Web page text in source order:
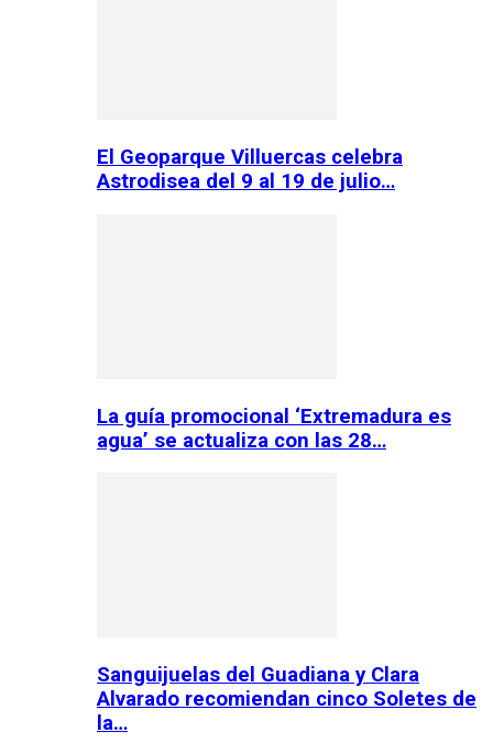
El Geoparque Villuercas celebra
Astrodisea del 9 al 19 de julio…
La guía promocional ‘Extremadura es
agua’ se actualiza con las 28…
Sanguijuelas del Guadiana y Clara
Alvarado recomiendan cinco Soletes de
la…